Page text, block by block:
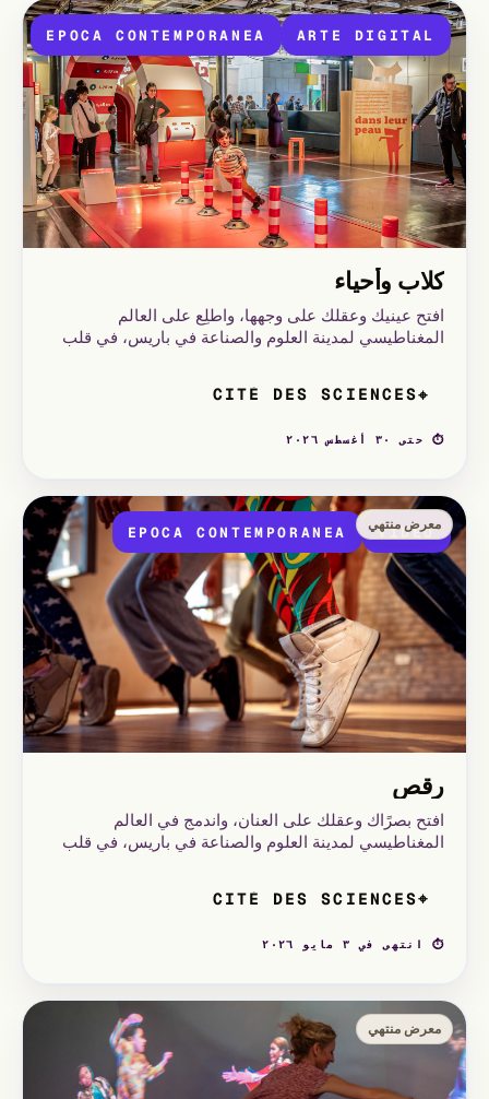
ARTE DIGITAL
EPOCA CONTEMPORANEA
كلاب وأحياء
افتح عينيك وعقلك على وجهها، واطلِع على العالم
المغناطيسي لمدينة العلوم والصناعة في باريس، في قلب
⌖
CITÉ DES SCIENCES
⏱ حتى ٣٠ أغسطس ٢٠٢٦
معرض منتهي
VIDÉO
EPOCA CONTEMPORANEA
رقص
افتح بصرًاك وعقلك على العنان، واندمج في العالم
المغناطيسي لمدينة العلوم والصناعة في باريس، في قلب
⌖
CITÉ DES SCIENCES
⏱ انتهى في ٣ مايو ٢٠٢٦
معرض منتهي